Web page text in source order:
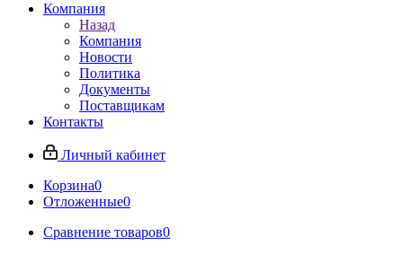
Компания
Назад
Компания
Новости
Политика
Документы
Поставщикам
Контакты
Личный кабинет
Корзина0
Отложенные0
Сравнение товаров0